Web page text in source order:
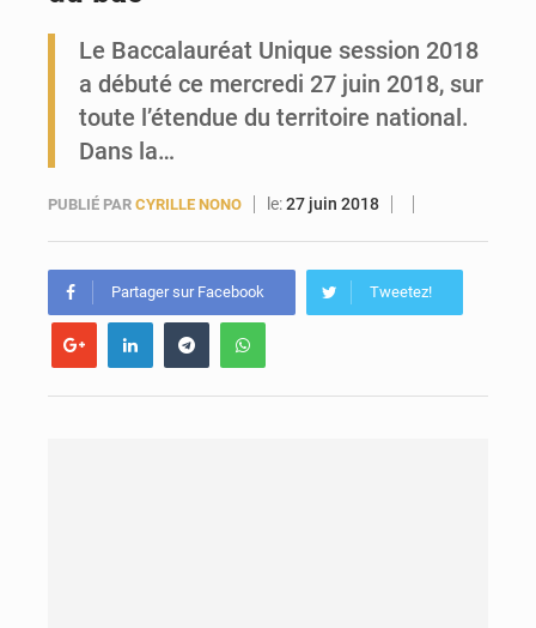
Forces Vives en Guinée : la coalition critique la gestion de Mamadi Doumbouya
Le Baccalauréat Unique session 2018
a débuté ce mercredi 27 juin 2018, sur
toute l’étendue du territoire national.
Dans la…
PUBLIÉ PAR CYRILLE NONO le:27 juin 2018
Partager sur Facebook Tweetez!